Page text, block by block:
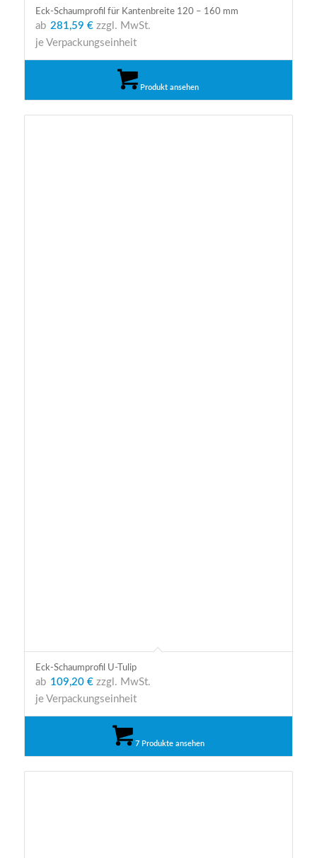
Eck-Schaumprofil für Kantenbreite 120 – 160 mm
ab 281,59 €zzgl. MwSt.
je Verpackungseinheit
Produkt ansehen
Eck-Schaumprofil U-Tulip
ab 109,20 €zzgl. MwSt.
je Verpackungseinheit
7 Produkte ansehen